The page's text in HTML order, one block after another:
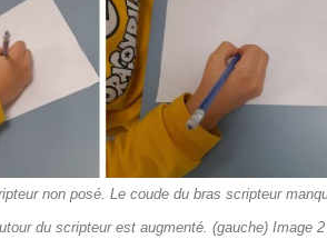
non posé. Le coude du bras scripteur
du scripteur est augmenté. (gauche) Image 2